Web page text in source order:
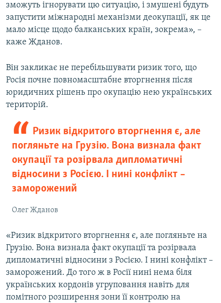
зможуть ігнорувати цю ситуацію, і змушені будуть
запустити міжнародні механізми деокупації, як це
мало місце щодо балканських країн, зокрема», –
каже Жданов.
Він закликає не перебільшувати ризик того, що
Росія почне повномасштабне вторгнення після
юридичних рішень про окупацію нею українських
територій.
Ризик відкритого вторгнення є, але
погляньте на Грузію. Вона визнала факт
окупації та розірвала дипломатичні
відносини з Росією. І нині конфлікт –
заморожений
Олег Жданов
«Ризик відкритого вторгнення є, але погляньте на
Грузію. Вона визнала факт окупації та розірвала
дипломатичні відносини з Росією. І нині конфлікт –
заморожений. До того ж в Росії нині нема біля
українських кордонів угруповання навіть для
помітного розширення зони її контролю на